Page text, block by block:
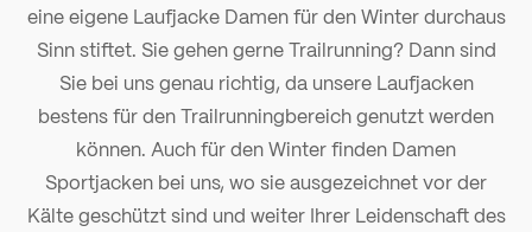
eine eigene Laufjacke Damen für den Winter durchaus
Sinn stiftet. Sie gehen gerne Trailrunning? Dann sind
Sie bei uns genau richtig, da unsere Laufjacken
bestens für den Trailrunningbereich genutzt werden
können. Auch für den Winter finden Damen
Sportjacken bei uns, wo sie ausgezeichnet vor der
Kälte geschützt sind und weiter Ihrer Leidenschaft des